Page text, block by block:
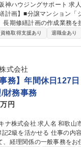
サポート 求人名 ★未経験・第二新卒
■分譲マンション「ジオ」 仕事の
長期修繕計画の作成業務を
概ね長期スパンで見直し適
水管交換、インターフォ
費用を算出します。エクセ
慮しながら、現実的な計画
で計画作成を進めていた
・第二新卒歓迎★【大
マンション「ジオ」
資格取得支援あり 退職金あり
式会社
務】年間休日127
財務事務
円
山市【経理事務】年間休日
の内容 特有の精密機械の製造
、経理関係の一般事務をお